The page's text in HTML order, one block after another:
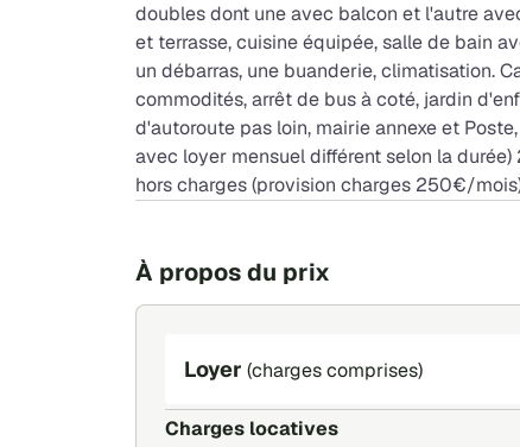
doubles dont une avec balcon et l'autre
et terrasse, cuisine équipée, salle de bain
un débarras, une buanderie, climatisation.
commodités, arrêt de bus à coté, jardin
d'autoroute pas loin, mairie annexe et
avec loyer mensuel différent selon la
hors charges (provision charges 250€/
À propos du prix
Loyer (charges comprises)
Charges locatives